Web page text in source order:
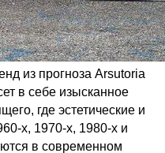
из прогноза Arsutoria
в себе изысканное
где эстетические и
х, 1970-х, 1980-х и
в современном